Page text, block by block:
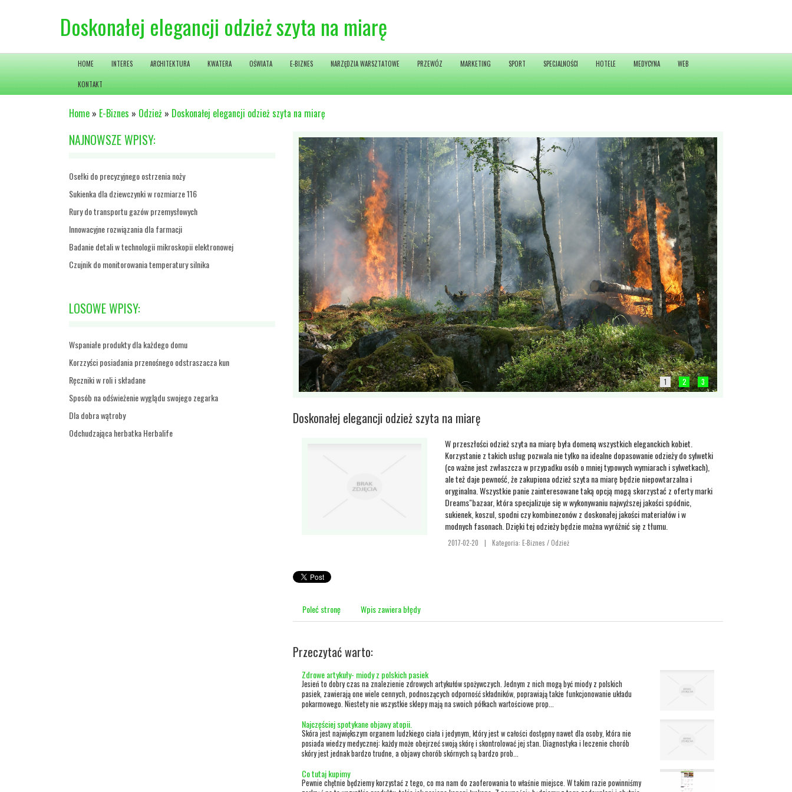
Doskonałej elegancji odzież szyta na miarę
HOME INTERES ARCHITEKTURA KWATERA OŚWIATA E-BIZNES NARZĘDZIA WARSZTATOWE PRZEWÓZ MARKETING SPORT SPECJALNOŚCI HOTELE MEDYCYNA WEB
KONTAKT
Home » E-Biznes » Odzież » Doskonałej elegancji odzież szyta na miarę
NAJNOWSZE WPISY:
Osełki do precyzyjnego ostrzenia noży
Sukienka dla dziewczynki w rozmiarze 116
Rury do transportu gazów przemysłowych
Innowacyjne rozwiązania dla farmacji
Badanie detali w technologii mikroskopii elektronowej
Czujnik do monitorowania temperatury silnika
LOSOWE WPISY:
Wspaniałe produkty dla każdego domu
Korzzyści posiadania przenośnego odstraszacza kun
Ręczniki w roli i składane
Sposób na odświeżenie wyglądu swojego zegarka
Dla dobra wątroby
Odchudzająca herbatka Herbalife
1 2 3
Doskonałej elegancji odzież szyta na miarę
W przeszłości odzież szyta na miarę była domeną wszystkich eleganckich kobiet.
Korzystanie z takich usług pozwala nie tylko na idealne dopasowanie odzieży do sylwetki
(co ważne jest zwłaszcza w przypadku osób o mniej typowych wymiarach i sylwetkach),
ale też daje pewność, że zakupiona odzież szyta na miarę będzie niepowtarzalna i
oryginalna. Wszystkie panie zainteresowane taką opcją mogą skorzystać z oferty marki
Dreams"bazaar, która specjalizuje się w wykonywaniu najwyższej jakości spódnic,
sukienek, koszul, spodni czy kombinezonów z doskonałej jakości materiałów i w
modnych fasonach. Dzięki tej odzieży będzie można wyróżnić się z tłumu.
2017-02-20 | Kategoria: E-Biznes / Odzież
Poleć stronę Wpis zawiera błędy
Przeczytać warto:
Zdrowe artykuły- miody z polskich pasiek
Jesień to dobry czas na znalezienie zdrowych artykułów spożywczych. Jednym z nich mogą być miody z polskich
pasiek, zawierają one wiele cennych, podnoszących odporność składników, poprawiają także funkcjonowanie układu
pokarmowego. Niestety nie wszystkie sklepy mają na swoich półkach wartościowe prop...
Najczęściej spotykane objawy atopii.
Skóra jest największym organem ludzkiego ciała i jedynym, który jest w całości dostępny nawet dla osoby, która nie
posiada wiedzy medycznej: każdy może obejrzeć swoją skórę i skontrolować jej stan. Diagnostyka i leczenie chorób
skóry jest jednak bardzo trudne, a objawy chorób skórnych są bardzo prob...
Co tutaj kupimy
Pewnie chętnie będziemy korzystać z tego, co ma nam do zaoferowania to właśnie miejsce. W takim razie powinniśmy